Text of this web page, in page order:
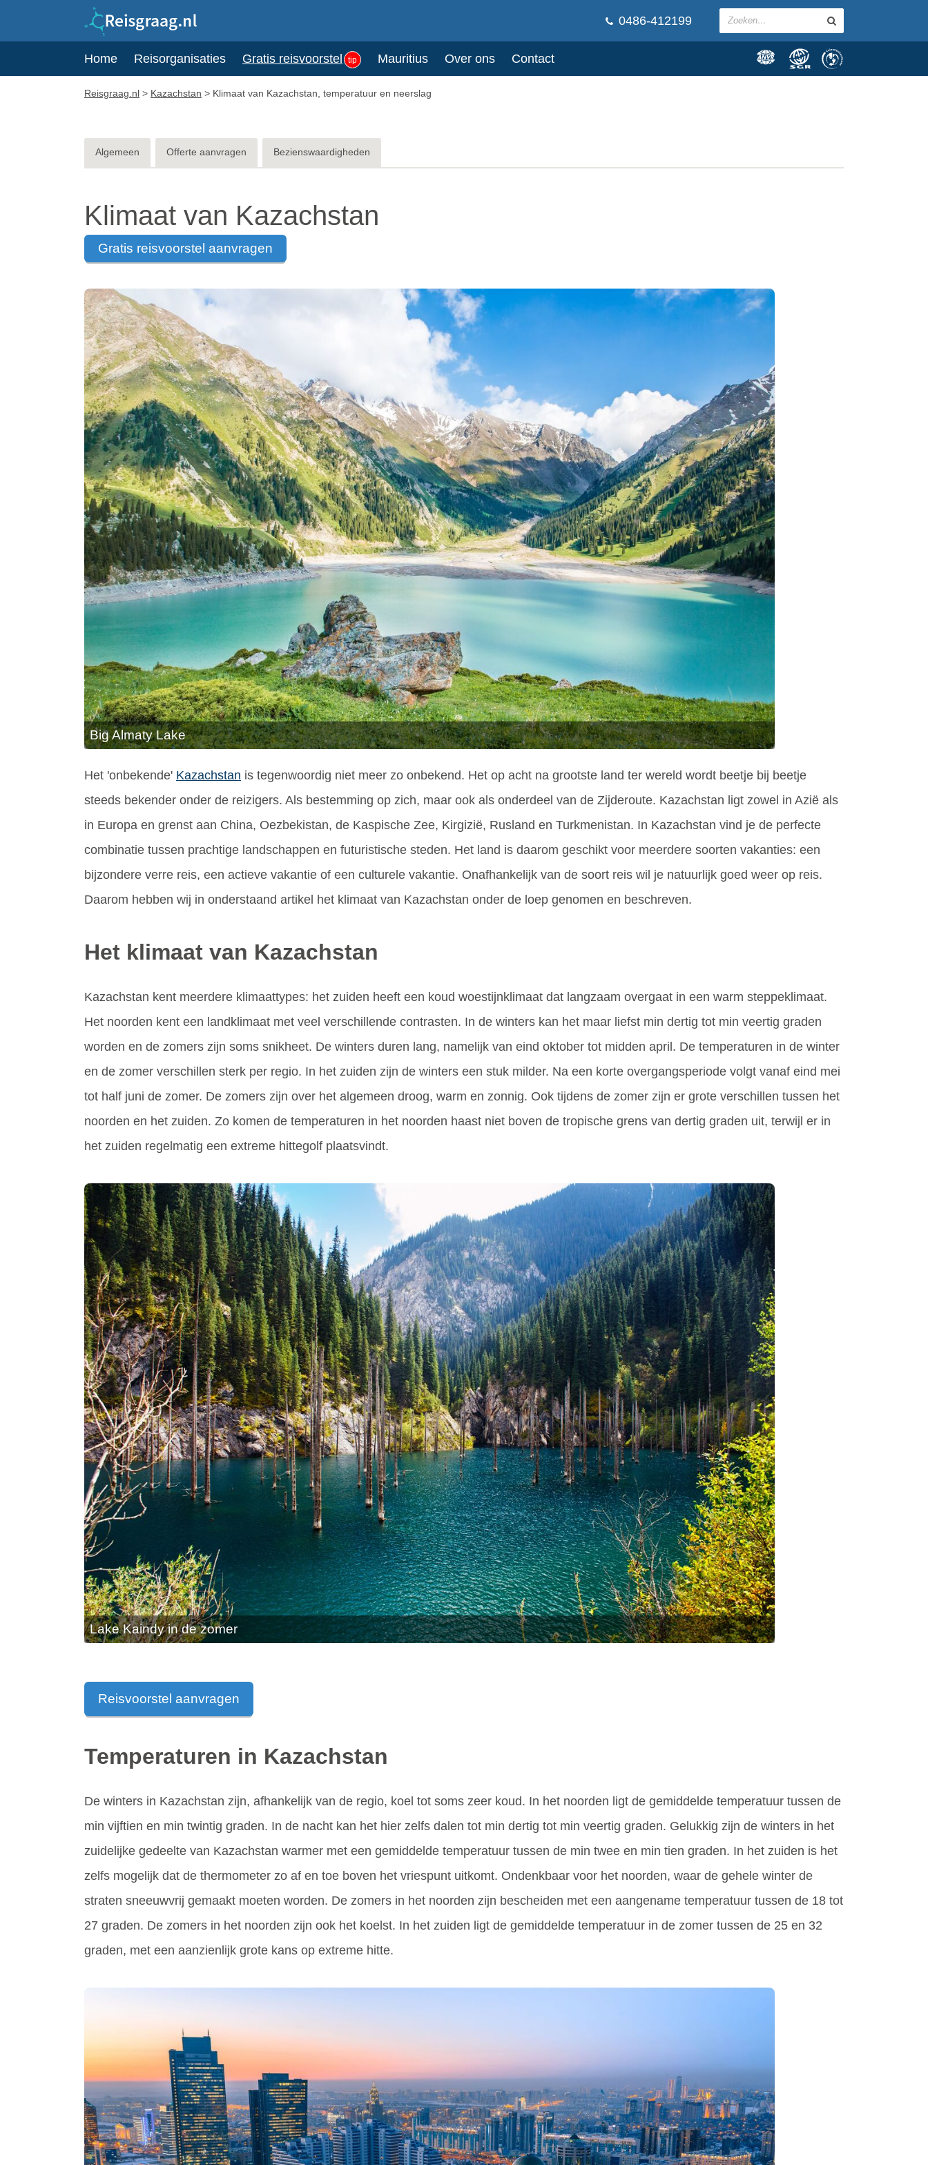
0486-412199
Home Reisorganisaties Gratis reisvoorstel tip Mauritius Over ons Contact
Reisgraag.nl > Kazachstan > Klimaat van Kazachstan, temperatuur en neerslag
Algemeen Offerte aanvragen Bezienswaardigheden
Klimaat van Kazachstan
gratis reisvoorstel aanvragen
Big Almaty Lake
Het 'onbekende' Kazachstan is tegenwoordig niet meer zo onbekend. Het op acht na grootste land ter wereld wordt beetje bij beetje
steeds bekender onder de reizigers. Als bestemming op zich, maar ook als onderdeel van de Zijderoute. Kazachstan ligt zowel in Azië als
in Europa en grenst aan China, Oezbekistan, de Kaspische Zee, Kirgizië, Rusland en Turkmenistan. In Kazachstan vind je de perfecte
combinatie tussen prachtige landschappen en futuristische steden. Het land is daarom geschikt voor meerdere soorten vakanties: een
bijzondere verre reis, een actieve vakantie of een culturele vakantie. Onafhankelijk van de soort reis wil je natuurlijk goed weer op reis.
Daarom hebben wij in onderstaand artikel het klimaat van Kazachstan onder de loep genomen en beschreven.
Het klimaat van Kazachstan
Kazachstan kent meerdere klimaattypes: het zuiden heeft een koud woestijnklimaat dat langzaam overgaat in een warm steppeklimaat.
Het noorden kent een landklimaat met veel verschillende contrasten. In de winters kan het maar liefst min dertig tot min veertig graden
worden en de zomers zijn soms snikheet. De winters duren lang, namelijk van eind oktober tot midden april. De temperaturen in de winter
en de zomer verschillen sterk per regio. In het zuiden zijn de winters een stuk milder. Na een korte overgangsperiode volgt vanaf eind mei
tot half juni de zomer. De zomers zijn over het algemeen droog, warm en zonnig. Ook tijdens de zomer zijn er grote verschillen tussen het
noorden en het zuiden. Zo komen de temperaturen in het noorden haast niet boven de tropische grens van dertig graden uit, terwijl er in
het zuiden regelmatig een extreme hittegolf plaatsvindt.
Lake Kaindy in de zomer
Reisvoorstel aanvragen
Temperaturen in Kazachstan
De winters in Kazachstan zijn, afhankelijk van de regio, koel tot soms zeer koud. In het noorden ligt de gemiddelde temperatuur tussen de
min vijftien en min twintig graden. In de nacht kan het hier zelfs dalen tot min dertig tot min veertig graden. Gelukkig zijn de winters in het
zuidelijke gedeelte van Kazachstan warmer met een gemiddelde temperatuur tussen de min twee en min tien graden. In het zuiden is het
zelfs mogelijk dat de thermometer zo af en toe boven het vriespunt uitkomt. Ondenkbaar voor het noorden, waar de gehele winter de
straten sneeuwvrij gemaakt moeten worden. De zomers in het noorden zijn bescheiden met een aangename temperatuur tussen de 18 tot
27 graden. De zomers in het noorden zijn ook het koelst. In het zuiden ligt de gemiddelde temperatuur in de zomer tussen de 25 en 32
graden, met een aanzienlijk grote kans op extreme hitte.